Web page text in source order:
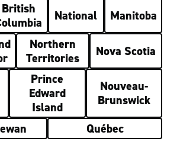
British
National
Manitoba
Northern
Territories
Nova Scotia
Prince
Edward
Island
Nouveau-
Brunswick
Québec